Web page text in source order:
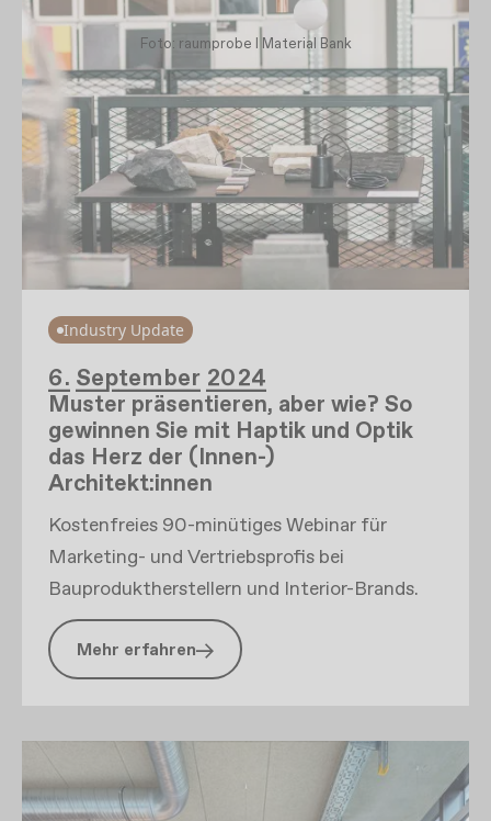
Foto: raumprobe l Material Bank
Industry Update
6. September 2024
Muster präsentieren, aber wie? So
gewinnen Sie mit Haptik und Optik
das Herz der (Innen-)
Architekt:innen
Kostenfreies 90-minütiges Webinar für
Marketing- und Vertriebsprofis bei
Bauproduktherstellern und Interior-Brands.
Mehr erfahren